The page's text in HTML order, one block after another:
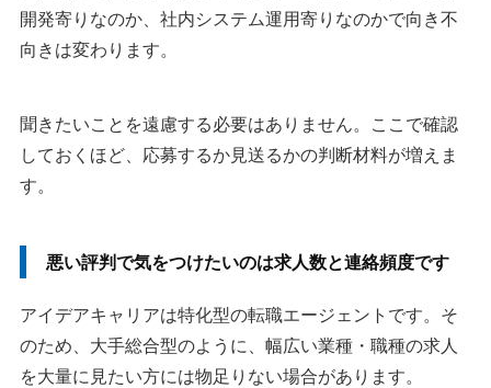
開発寄りなのか、社内システム運用寄りなのかで向き不
向きは変わります。
聞きたいことを遠慮する必要はありません。ここで確認
しておくほど、応募するか見送るかの判断材料が増えま
す。
悪い評判で気をつけたいのは求人数と連絡頻度です
アイデアキャリアは特化型の転職エージェントです。そ
のため、大手総合型のように、幅広い業種・職種の求人
を大量に見たい方には物足りない場合があります。